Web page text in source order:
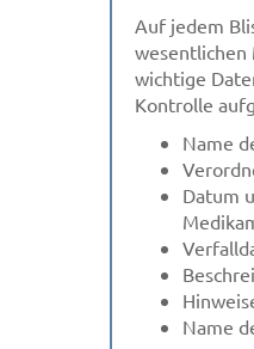
Auf jedem
wesentlichen
wichtige
Kontrolle
Name
Datum
Name